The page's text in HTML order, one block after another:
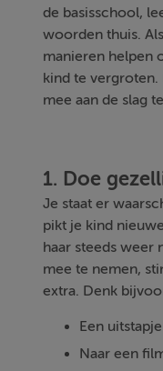
de basisschool,
woorden thuis.
manieren helpen
kind te
mee aan de slag
1. Doe
Je staat er
pikt je kind
haar steeds weer
mee te nemen,
extra. Denk
Een
Naar een